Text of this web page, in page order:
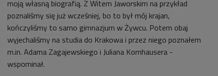
moją własną biografią. Z Witem Jaworskim na przykład
poznaliśmy się już wcześniej, bo to był mój krajan,
kończyliśmy to samo gimnazjum w Żywcu. Potem obaj
wyjechaliśmy na studia do Krakowa i przez niego poznałem
m.in. Adama Zagajewskiego i Juliana Kornhausera -
wspominał.